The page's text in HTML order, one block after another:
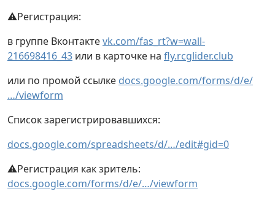
⚠Регистрация:
в группе Вконтактеvk.com/fas_rt?w=wall-
216698416_43 или в карточке на fly.rcglider.club
или по промой ссылке docs.google.com/forms/d/e/
…/viewform
Список зарегистрировавшихся:
docs.google.com/spreadsheets/d/…/edit#gid=0
⚠Регистрация как зритель:
docs.google.com/forms/d/e/…/viewform